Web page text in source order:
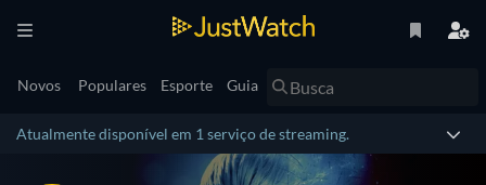
Novos Populares Esporte Guia
Atualmente disponível em 1 serviço de streaming.